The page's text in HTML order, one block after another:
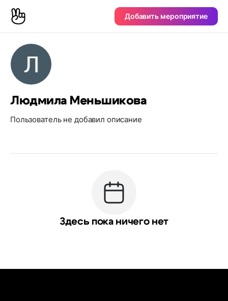
Добавить мероприятие
Людмила Меньшикова
Пользователь не добавил описание
Здесь пока ничего нет